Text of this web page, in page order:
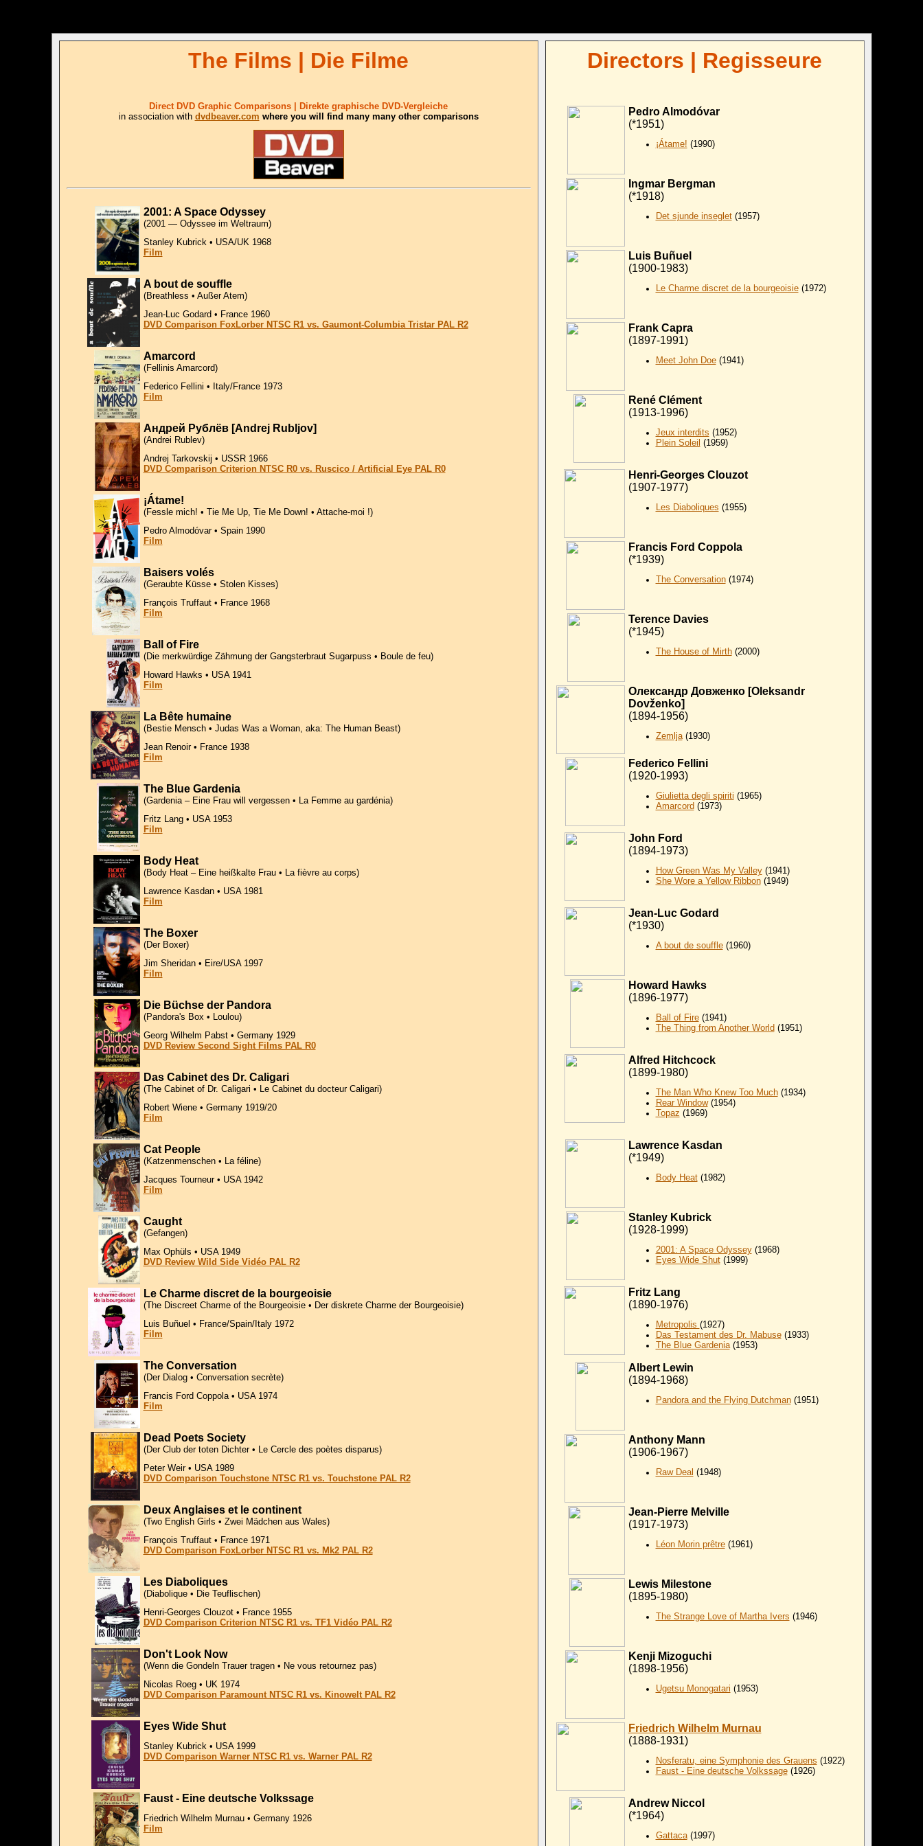
The Films | Die Filme
Direct DVD Graphic Comparisons | Direkte graphische DVD-Vergleiche
in association with dvdbeaver.com where you will find many many other comparisons
2001: A Space Odyssey
(2001 — Odyssee im Weltraum)
Stanley Kubrick • USA/UK 1968
Film
A bout de souffle
(Breathless • Außer Atem)
Jean-Luc Godard • France 1960
DVD Comparison FoxLorber NTSC R1 vs. Gaumont-Columbia Tristar PAL R2
Amarcord
(Fellinis Amarcord)
Federico Fellini • Italy/France 1973
Film
Андрей Рублёв [Andrej Rubljov]
(Andrei Rublev)
Andrej Tarkovskij • USSR 1966
DVD Comparison Criterion NTSC R0 vs. Ruscico / Artificial Eye PAL R0
¡Átame!
(Fessle mich! • Tie Me Up, Tie Me Down! • Attache-moi !)
Pedro Almodóvar • Spain 1990
Film
Baisers volés
(Geraubte Küsse • Stolen Kisses)
François Truffaut • France 1968
Film
Ball of Fire
(Die merkwürdige Zähmung der Gangsterbraut Sugarpuss • Boule de feu)
Howard Hawks • USA 1941
Film
La Bête humaine
(Bestie Mensch • Judas Was a Woman, aka: The Human Beast)
Jean Renoir • France 1938
Film
The Blue Gardenia
(Gardenia – Eine Frau will vergessen • La Femme au gardénia)
Fritz Lang • USA 1953
Film
Body Heat
(Body Heat – Eine heißkalte Frau • La fièvre au corps)
Lawrence Kasdan • USA 1981
Film
The Boxer
(Der Boxer)
Jim Sheridan • Eire/USA 1997
Film
Die Büchse der Pandora
(Pandora's Box • Loulou)
Georg Wilhelm Pabst • Germany 1929
DVD Review Second Sight Films PAL R0
Das Cabinet des Dr. Caligari
(The Cabinet of Dr. Caligari • Le Cabinet du docteur Caligari)
Robert Wiene • Germany 1919/20
Film
Cat People
(Katzenmenschen • La féline)
Jacques Tourneur • USA 1942
Film
Caught
(Gefangen)
Max Ophüls • USA 1949
DVD Review Wild Side Vidéo PAL R2
Le Charme discret de la bourgeoisie
(The Discreet Charme of the Bourgeoisie • Der diskrete Charme der Bourgeoisie)
Luis Buñuel • France/Spain/Italy 1972
Film
The Conversation
(Der Dialog • Conversation secrète)
Francis Ford Coppola • USA 1974
Film
Dead Poets Society
(Der Club der toten Dichter • Le Cercle des poètes disparus)
Peter Weir • USA 1989
DVD Comparison Touchstone NTSC R1 vs. Touchstone PAL R2
Deux Anglaises et le continent
(Two English Girls • Zwei Mädchen aus Wales)
François Truffaut • France 1971
DVD Comparison FoxLorber NTSC R1 vs. Mk2 PAL R2
Les Diaboliques
(Diabolique • Die Teuflischen)
Henri-Georges Clouzot • France 1955
DVD Comparison Criterion NTSC R1 vs. TF1 Vidéo PAL R2
Don't Look Now
(Wenn die Gondeln Trauer tragen • Ne vous retournez pas)
Nicolas Roeg • UK 1974
DVD Comparison Paramount NTSC R1 vs. Kinowelt PAL R2
Eyes Wide Shut
Stanley Kubrick • USA 1999
DVD Comparison Warner NTSC R1 vs. Warner PAL R2
Faust - Eine deutsche Volkssage
Friedrich Wilhelm Murnau • Germany 1926
Film
Directors | Regisseure
Pedro Almodóvar
(*1951)
¡Átame! (1990)
Ingmar Bergman
(*1918)
Det sjunde inseglet(1957)
Luis Buñuel
(1900-1983)
Le Charme discret de la bourgeoisie(1972)
Frank Capra
(1897-1991)
Meet John Doe(1941)
René Clément
(1913-1996)
Jeux interdits (1952)
Plein Soleil (1959)
Henri-Georges Clouzot
(1907-1977)
Les Diaboliques (1955)
Francis Ford Coppola
(*1939)
The Conversation(1974)
Terence Davies
(*1945)
The House of Mirth(2000)
Олександр Довженко [Oleksandr
Dovženko]
(1894-1956)
Zemlja(1930)
Federico Fellini
(1920-1993)
Giulietta degli spiriti (1965)
Amarcord (1973)
John Ford
(1894-1973)
How Green Was My Valley(1941)
She Wore a Yellow Ribbon(1949)
Jean-Luc Godard
(*1930)
A bout de souffle(1960)
Howard Hawks
(1896-1977)
Ball of Fire(1941)
The Thing from Another World (1951)
Alfred Hitchcock
(1899-1980)
The Man Who Knew Too Much(1934)
Rear Window(1954)
Topaz (1969)
Lawrence Kasdan
(*1949)
Body Heat(1982)
Stanley Kubrick
(1928-1999)
2001: A Space Odyssey(1968)
Eyes Wide Shut(1999)
Fritz Lang
(1890-1976)
Metropolis (1927)
Das Testament des Dr. Mabuse(1933)
The Blue Gardenia(1953)
Albert Lewin
(1894-1968)
Pandora and the Flying Dutchman(1951)
Anthony Mann
(1906-1967)
Raw Deal (1948)
Jean-Pierre Melville
(1917-1973)
Léon Morin prêtre(1961)
Lewis Milestone
(1895-1980)
The Strange Love of Martha Ivers (1946)
Kenji Mizoguchi
(1898-1956)
Ugetsu Monogatari (1953)
Friedrich Wilhelm Murnau
(1888-1931)
Nosferatu, eine Symphonie des Grauens (1922)
Faust - Eine deutsche Volkssage(1926)
Andrew Niccol
(*1964)
Gattaca(1997)